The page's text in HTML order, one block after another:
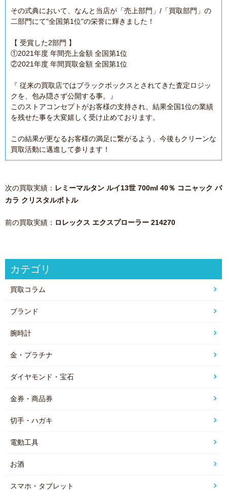
その式典において、なんと当店が「売上部門」/「買取部門」の
二部門にて"全国第1位"の栄誉に輝きました！
【 受賞した2部門 】
①2021年度 年間売上金額 全国第1位
②2021年度 年間買取金額 全国第1位
『 従来の買取店ではブラックボックスとされてきた査定ロジッ
クを、包み隠さず公開する事。』
このストアコンセプトがお客様の支持され、結果全国1位の業績
を残せた事を大変嬉しく受け止めております。
この結果が更なるお客様の満足に繋がるよう、今後もクリーンな
買取活動に邁進して参ります！
次の買取実績： レミーマルタン ルイ13世 700ml 40％ コニャック バ
カラ クリスタルボトル
前の買取実績： ロレックス エクスプローラー 214270
カテゴリ
買取コラム
ブランド
腕時計
金・プラチナ
ダイヤモンド・宝石
金券・商品券
切手・ハガキ
電動工具
お酒
スマホ・タブレット